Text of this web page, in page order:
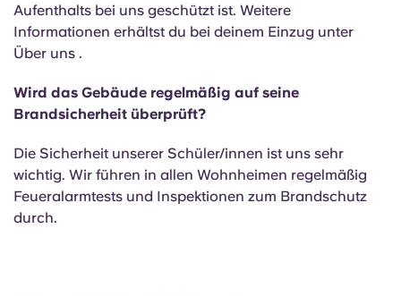
Aufenthalts bei uns geschützt ist. Weitere
Informationen erhältst du bei deinem Einzug unter
Über uns .
Wird das Gebäude regelmäßig auf seine
Brandsicherheit überprüft?
Die Sicherheit unserer Schüler/innen ist uns sehr
wichtig. Wir führen in allen Wohnheimen regelmäßig
Feueralarmtests und Inspektionen zum Brandschutz
durch.